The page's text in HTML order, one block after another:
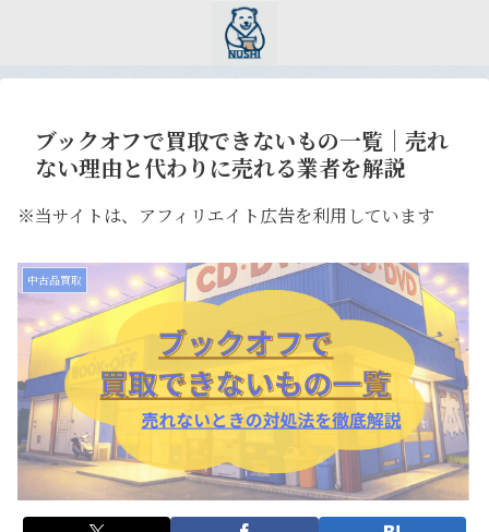
ブックオフで買取できないもの一覧｜売れ
ない理由と代わりに売れる業者を解説
※当サイトは、アフィリエイト広告を利用しています
中古品買取